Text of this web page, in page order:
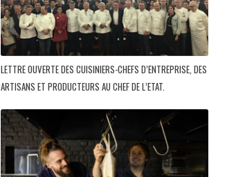
LETTRE OUVERTE DES CUISINIERS-CHEFS D’ENTREPRISE, DES
ARTISANS ET PRODUCTEURS AU CHEF DE L’ETAT.